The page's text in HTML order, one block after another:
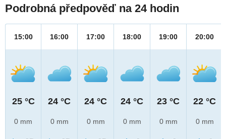
Podrobná předpověď na 24 hodin
15:00
25 °C
0 mm
16:00
24 °C
0 mm
17:00
24 °C
0 mm
18:00
24 °C
0 mm
19:00
23 °C
0 mm
20:00
22 °C
0 mm